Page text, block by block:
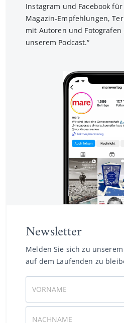
Instagram und Facebook
Magazin-Empfehlungen,
mit Autoren und Fotografen
unserem Podcast.“
Newsletter
Melden Sie sich zu
auf dem Laufenden zu